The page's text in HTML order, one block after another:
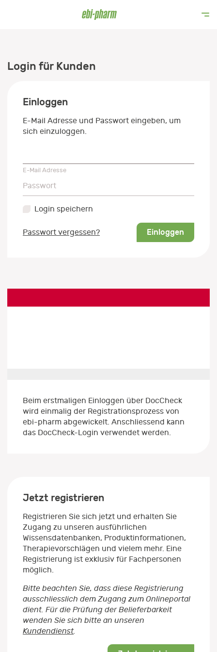
Login für Kunden
Einloggen
E-Mail Adresse und Passwort eingeben, um
sich einzuloggen.
E-Mail Adresse
Passwort
Passwort
Login speichern
Passwort vergessen? Einloggen
Beim erstmaligen Einloggen über DocCheck
wird einmalig der Registrationsprozess von
ebi-pharm abgewickelt. Anschliessend kann
das DocCheck-Login verwendet werden.
Jetzt registrieren
Registrieren Sie sich jetzt und erhalten Sie
Zugang zu unseren ausführlichen
Wissensdatenbanken, Produktinformationen,
Therapievorschlägen und vielem mehr. Eine
Registrierung ist exklusiv für Fachpersonen
möglich.
Bitte beachten Sie, dass diese Registrierung
ausschliesslich dem Zugang zum Onlineportal
dient. Für die Prüfung der Belieferbarkeit
wenden Sie sich bitte an unseren
Kundendienst.